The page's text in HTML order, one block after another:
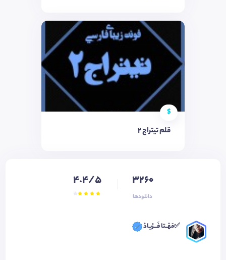
$
قلم تيتراج 2
3260
دانلودها
4.4/5
✅مَهْــتا فَـــرْیادْ